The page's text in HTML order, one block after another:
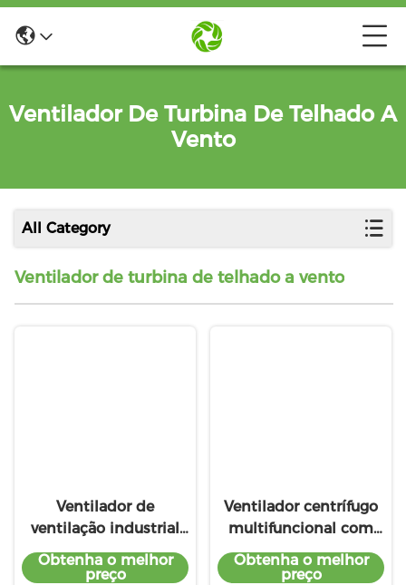
Ventilador De Turbina De Telhado A
Vento
All Category
Ventilador de turbina de telhado a vento
Ventilador de
ventilação industrial
rotativo de verão de
2015 com serviço
Obtenha o melhor
preço
Ventilador centrífugo
multifuncional com
preço baixo
Obtenha o melhor
preço